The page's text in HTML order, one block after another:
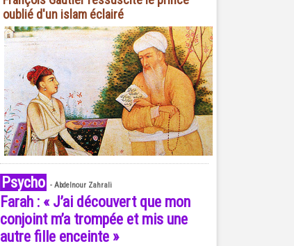
oublié d'un islam éclairé
Psycho - Abdelnour Zahrali
Farah : « J’ai découvert que mon
conjoint m’a trompée et mis une
autre fille enceinte »